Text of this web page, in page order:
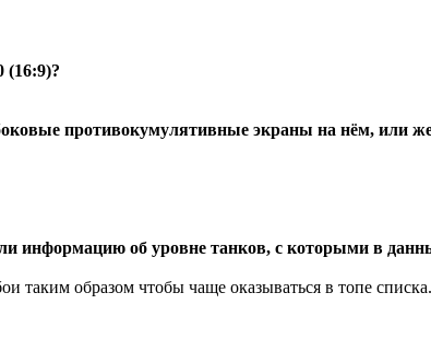
(16:9)?
противокумулятивные экраны на нём, или же
информацию об уровне танков, с которыми в
таким образом чтобы чаще оказываться в топе